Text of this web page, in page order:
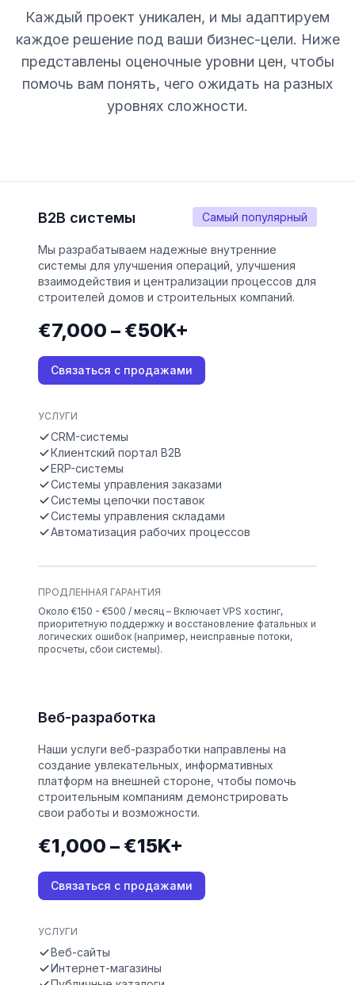
Каждый проект уникален, и мы адаптируем
каждое решение под ваши бизнес-цели. Ниже
представлены оценочные уровни цен, чтобы
помочь вам понять, чего ожидать на разных
уровнях сложности.
Самый популярный
B2B системы
Мы разрабатываем надежные внутренние
системы для улучшения операций, улучшения
взаимодействия и централизации процессов для
строителей домов и строительных компаний.
€7,000 – €50K+
Связаться с продажами
УСЛУГИ
CRM-системы
Клиентский портал B2B
ERP-системы
Системы управления заказами
Системы цепочки поставок
Системы управления складами
Автоматизация рабочих процессов
ПРОДЛЕННАЯ ГАРАНТИЯ
Около €150 - €500 / месяц – Включает VPS хостинг,
приоритетную поддержку и восстановление фатальных и
логических ошибок (например, неисправные потоки,
просчеты, сбои системы).
Веб-разработка
Наши услуги веб-разработки направлены на
создание увлекательных, информативных
платформ на внешней стороне, чтобы помочь
строительным компаниям демонстрировать
свои работы и возможности.
€1,000 – €15K+
Связаться с продажами
УСЛУГИ
Веб-сайты
Интернет-магазины